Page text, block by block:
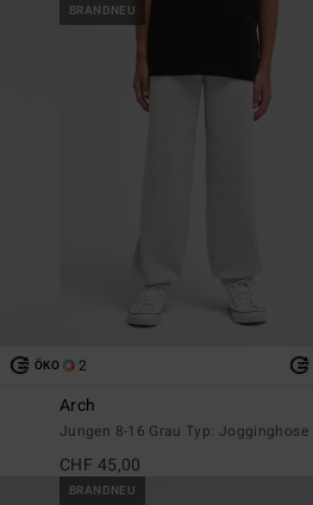
ÖKO
BRANDNEU
2
Arch
Jungen 8-16 Grau Typ: Jogginghose
CHF 45,00
BRANDNEU